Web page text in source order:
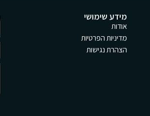
מידע שימושי
אודות
מדיניות הפרטיות
הצהרת נגישות